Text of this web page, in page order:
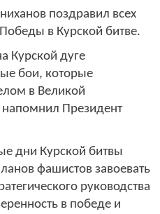
поздравил всех
в Курской битве.
Курской дуге
бои, которые
в Великой
Президент
дни Курской битвы
фашистов завоевать
руководства
в победе и